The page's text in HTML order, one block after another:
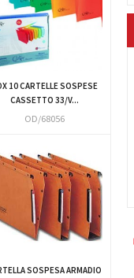
10 CARTELLE SOSPESE
CASSETTO 33/V...
OD/68056
SOSPESA ARMADIO